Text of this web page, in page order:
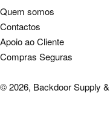
Quem somos
Contactos
Apoio ao Cliente
Compras Seguras
© 2026, Backdoor Supply